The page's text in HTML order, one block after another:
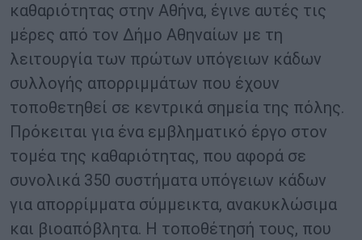
καθαριότητας στην Αθήνα, έγινε αυτές τις
μέρες από τον Δήμο Αθηναίων με τη
λειτουργία των πρώτων υπόγειων κάδων
συλλογής απορριμμάτων που έχουν
τοποθετηθεί σε κεντρικά σημεία της πόλης.
Πρόκειται για ένα εμβληματικό έργο στον
τομέα της καθαριότητας, που αφορά σε
συνολικά 350 συστήματα υπόγειων κάδων
για απορρίμματα σύμμεικτα, ανακυκλώσιμα
και βιοαπόβλητα. Η τοποθέτησή τους, που